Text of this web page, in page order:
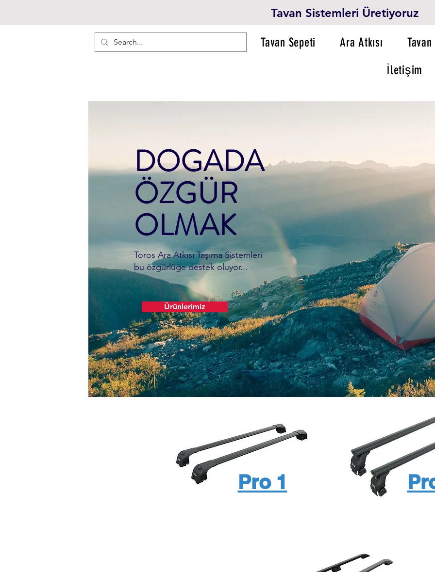
Tavan Sistemleri Üretiyoruz
Tavan Sepeti Ara Atkısı
İletişim
DOGADA
ÖZGÜR
OLMAK
Toros Ara Atkısı Taşıma Sistemleri
bu özgürlüğe destek oluyor...
Ürünlerimiz
Pro 1